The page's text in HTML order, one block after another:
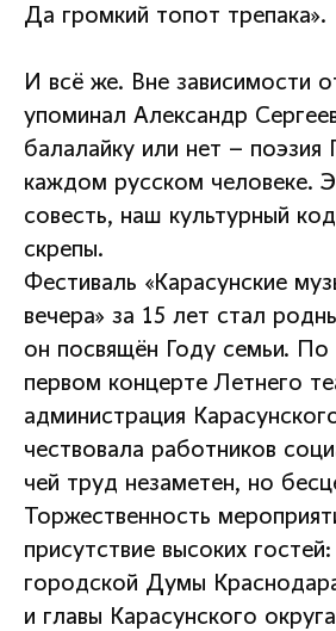
Да громкий топот трепака».
И всё же. Вне зависимости
упоминал Александр
балалайку или нет – поэзия
каждом русском человеке.
совесть, наш культурный
скрепы.
Фестиваль «Карасунские
вечера» за 15 лет стал
он посвящён Году семьи. По
первом концерте Летнего
администрация
чествовала работников
чей труд незаметен, но
Торжественность
присутствие высоких
городской Думы
и главы Карасунского